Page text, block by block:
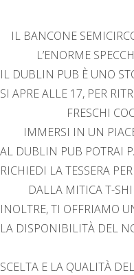
IL BANCONE
L’ENORME
IL DUBLIN PUB È UNO
SI APRE ALLE 17, PER
FRESCHI
IMMERSI IN UN
AL DUBLIN PUB POTRAI
RICHIEDI LA TESSERA
DALLA MITICA T-
INOLTRE, TI OFFRIAMO
LA DISPONIBILITÀ DEL
SCELTA E LA QUALITÀ